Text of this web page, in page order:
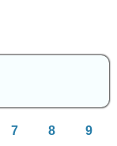
7 8 9